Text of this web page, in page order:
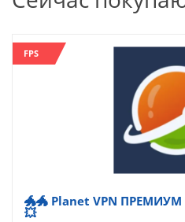
FPS
🐲🐲 Planet VPN ПРЕМИУМ
💥